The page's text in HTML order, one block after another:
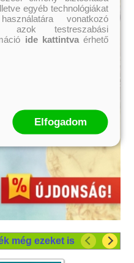
még ezeket is
egyéb technológiákat
vonatkozó
azok testreszabási
ide kattintvaérhető
Elfogadom